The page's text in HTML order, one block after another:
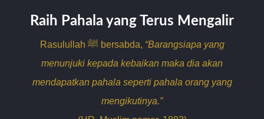
Raih Pahala yang Terus Mengalir
Rasulullah ﷺ bersabda, “Barangsiapa yang
menunjuki kepada kebaikan maka dia akan
mendapatkan pahala seperti pahala orang yang
mengikutinya.”